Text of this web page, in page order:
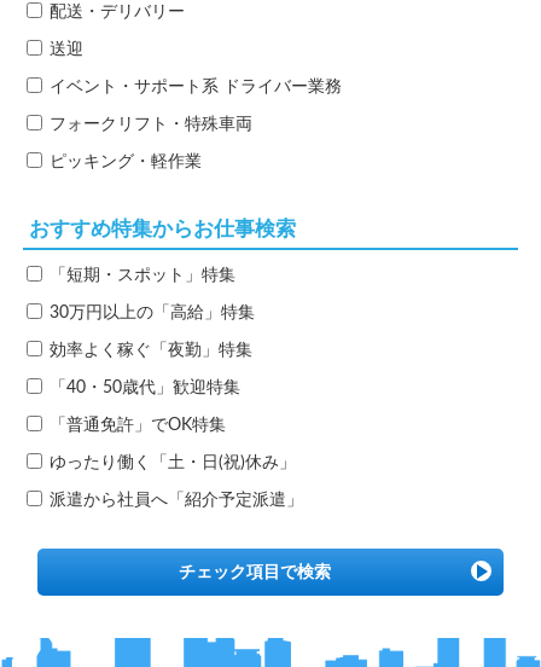
配送・デリバリー
送迎
イベント・サポート系 ドライバー業務
フォークリフト・特殊車両
ピッキング・軽作業
おすすめ特集からお仕事検索
「短期・スポット」特集
30万円以上の「高給」特集
効率よく稼ぐ「夜勤」特集
「40・50歳代」歓迎特集
「普通免許」でOK特集
ゆったり働く「土・日(祝)休み」
派遣から社員へ「紹介予定派遣」
チェック項目で検索